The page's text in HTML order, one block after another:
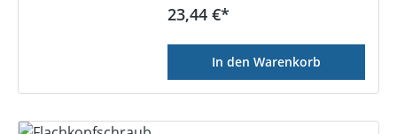
Regulärer Preis:
23,44 €*
In den Warenkorb